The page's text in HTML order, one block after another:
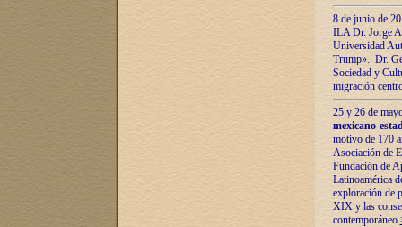
8 de junio de
ILA Dr. Jorge
Universidad
Trump». Dr.
Sociedad y
migración
25 y 26 de
mexicano-
motivo de 170
Asociación de
Fundación de
Latinoamérica
exploración de
XIX y las
contemporáneo